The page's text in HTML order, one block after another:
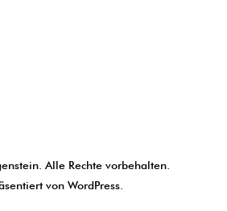
. Alle Rechte vorbehalten.
von WordPress